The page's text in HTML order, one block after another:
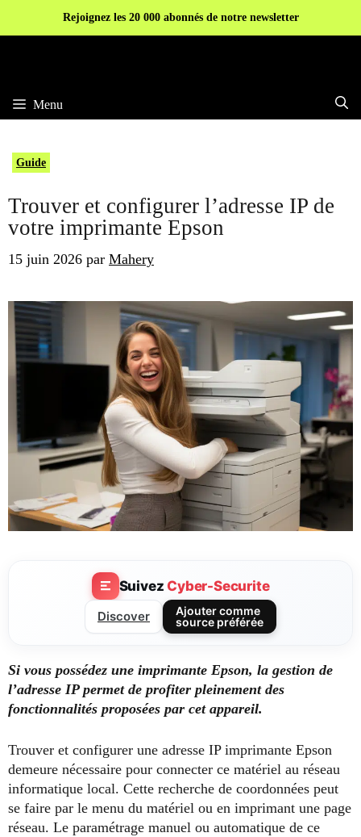
Rejoignez les 20 000 abonnés de notre newsletter
Menu
Guide
Trouver et configurer l’adresse IP de
votre imprimante Epson
15 juin 2026 par Mahery
SuivezCyber-Securite
Discover
Ajouter comme
source préférée
Si vous possédez une imprimante Epson, la gestion de
l’adresse IP permet de profiter pleinement des
fonctionnalités proposées par cet appareil.
Trouver et configurer une adresse IP imprimante Epson
demeure nécessaire pour connecter ce matériel au réseau
informatique local. Cette recherche de coordonnées peut
se faire par le menu du matériel ou en imprimant une page
réseau. Le paramétrage manuel ou automatique de ce